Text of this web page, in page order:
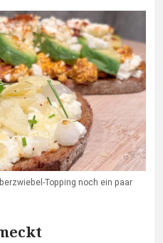
Topping noch ein paar